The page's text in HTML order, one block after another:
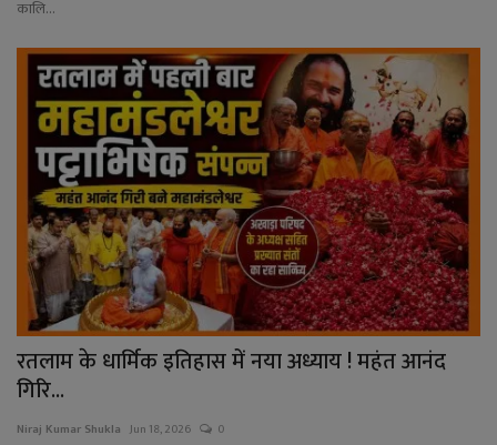
कालि...
रतलाम के धार्मिक इतिहास में नया अध्याय ! महंत आनंद
गिरि...
Niraj Kumar Shukla Jun 18, 2026 0